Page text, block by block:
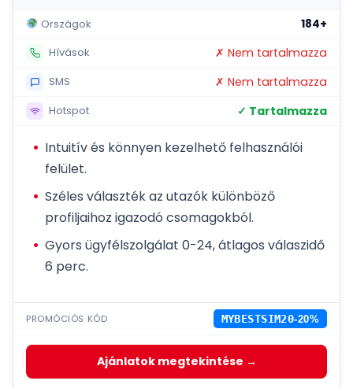
Országok 184+
Hívások ✗ Nem tartalmazza
SMS ✗ Nem tartalmazza
Hotspot ✓ Tartalmazza
Intuitív és könnyen kezelhető felhasználói
felület.
Széles választék az utazók különböző
profiljaihoz igazodó csomagokból.
Gyors ügyfélszolgálat 0-24, átlagos válaszidő
6 perc.
PROMÓCIÓS KÓD MYBESTSIM20-20%
Ajánlatok megtekintése →